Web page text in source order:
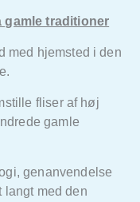
gamle traditioner
med hjemsted i den
fliser af høj
gamle
genanvendelse
langt med den